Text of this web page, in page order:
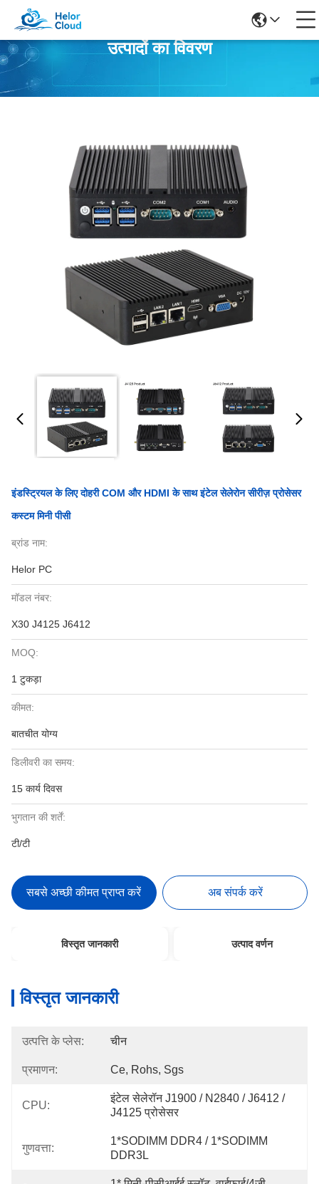
उत्पादों का विवरण
इंडस्ट्रियल के लिए दोहरी COM और HDMI के साथ इंटेल सेलेरोन सीरीज़ प्रोसेसर
कस्टम मिनी पीसी
ब्रांड नाम:
Helor PC
मॉडल नंबर:
X30 J4125 J6412
MOQ:
1 टुकड़ा
कीमत:
बातचीत योग्य
डिलीवरी का समय:
15 कार्य दिवस
भुगतान की शर्तें:
टी/टी
सबसे अच्छी कीमत प्राप्त करें अब संपर्क करें
विस्तृत जानकारी उत्पाद वर्णन
विस्तृत जानकारी
उत्पत्ति के प्लेस: चीन
प्रमाणन: Ce, Rohs, Sgs
CPU:
इंटेल सेलेरॉन J1900 / N2840 / J6412 /
J4125 प्रोसेसर
गुणवत्ता:
1*SODIMM DDR4 / 1*SODIMM
DDR3L